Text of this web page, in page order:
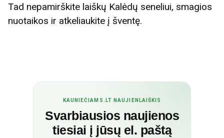
Tad nepamirškite laiškų Kalėdų seneliui, smagios
nuotaikos ir atkeliaukite į šventę.
KAUNIEČIAMS.LT NAUJIENLAIŠKIS
Svarbiausios naujienos
tiesiai į jūsų el. paštą